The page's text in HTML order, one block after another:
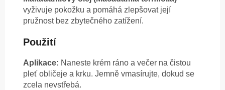
vyživuje pokožku a pomáhá zlepšovat její
pružnost bez zbytečného zatížení.
Použití
Aplikace: Naneste krém ráno a večer na čistou
pleť obličeje a krku. Jemně vmasírujte, dokud se
zcela nevstřebá.